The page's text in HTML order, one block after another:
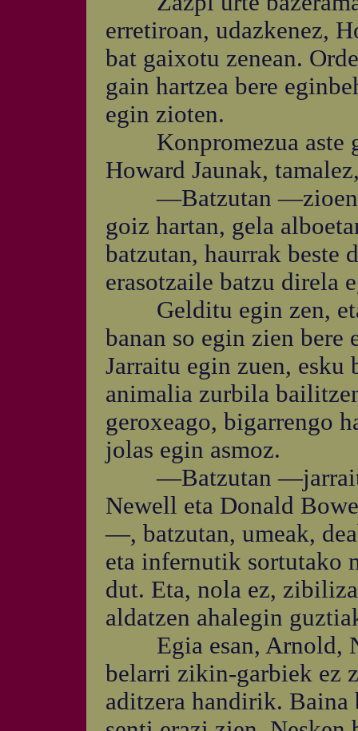
erretiroan, udazkenez,
bat gaixotu zenean.
gain hartzea bere
egin zioten.
Konpromezua aste
Howard Jaunak,
—Batzutan —zioen
goiz hartan, gela
batzutan, haurrak beste
erasotzaile batzu direla
Gelditu egin zen, eta
banan so egin zien
Jarraitu egin zuen, esku
animalia zurbila
geroxeago, bigarrengo
jolas egin asmoz.
—Batzutan —jarraitu
Newell eta Donald
—, batzutan, umeak,
eta infernutik sortutako
dut. Eta, nola ez,
aldatzen ahalegin
Egia esan, Arnold,
belarri zikin-garbiek ez
aditzera handirik. Baina